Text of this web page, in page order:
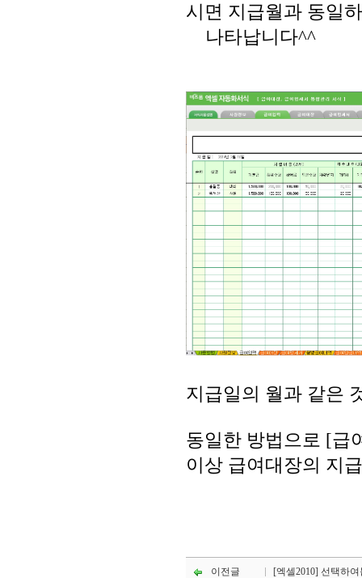
시면 지급월과 동일
나타납니다^^
지급일의 월과 같은
동일한 방법으로 [급
이상 급여대장의 지
이전글 [엑셀2010] 선택하